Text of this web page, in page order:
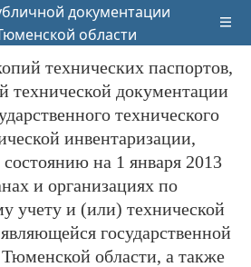
документации
области
технических паспортов,
технической документации
технического
инвентаризации,
на 1 января 2013
и организациях по
учету и (или) технической
государственной
области, а также